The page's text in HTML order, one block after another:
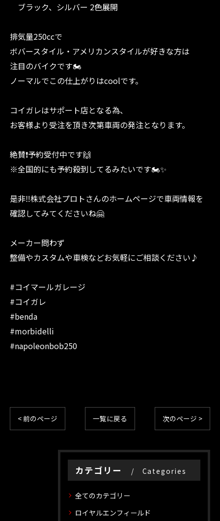
ブラック、シルバー 2色展開
排気量250ccで
ボバースタイル・アメリカンスタイルが好きな方は
注目のバイクです🏍️
ノーマルでこの仕上がりはcoolです。
コイガレはサポート店となる為、
お客様より受注を頂き次第車両の発注となります。
絶賛❗️予約受付中です🙌
※全国的にも予約殺到してるみたいです🏍️✨
是非‼︎株式会社プロトさんのホームページで車両情報を
確認してみてくださいね🤗
メーカー問わず
整備やカスタムや車検などお気軽にご相談ください♪
#コイマールガレージ
#コイガレ
#benda
#morbidelli
#napoleonbob250
< 前のページ 一覧に戻る 次のページ >
カテゴリー Categories
全てのカテゴリー
ロイヤルエンフィールド